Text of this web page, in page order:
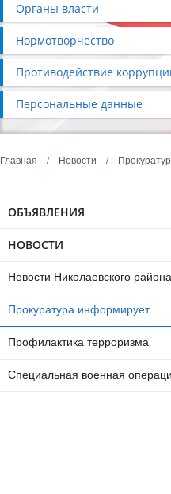
Органы власти
Нормотворчество
Противодействие
Персональные данные
Главная / Новости /
ОБЪЯВЛЕНИЯ
НОВОСТИ
Новости Николаевского района
Прокуратура информирует
Профилактика терроризма
Специальная военная